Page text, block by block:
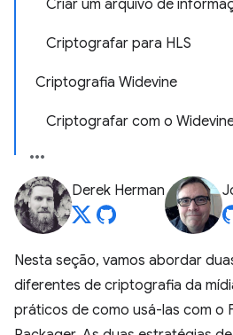
Criar um arquivo de
Criptografar para HLS
Criptografia Widevine
Criptografar com o
Derek Herman
Nesta seção, vamos abordar
diferentes de criptografia da
práticos de como usá-las com o